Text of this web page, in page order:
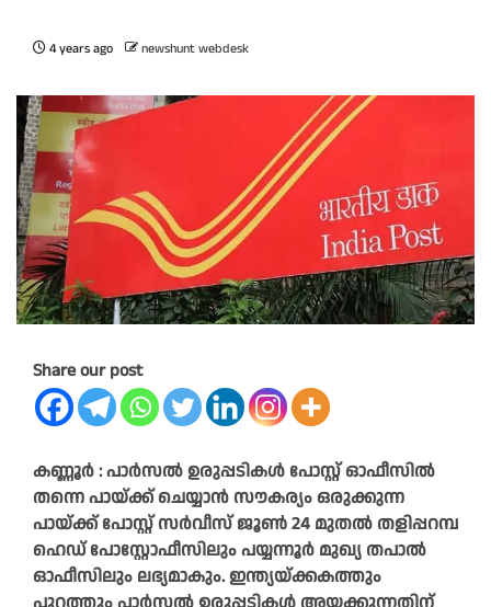
4 years ago newshunt webdesk
Share our post
കണ്ണൂർ : പാർസൽ ഉരുപ്പടികൾ പോസ്റ്റ് ഓഫീസിൽ
തന്നെ പായ്ക്ക് ചെയ്യാൻ സൗകര്യം ഒരുക്കുന്ന
പായ്ക്ക് പോസ്റ്റ് സർവീസ് ജൂൺ 24 മുതൽ തളിപ്പറമ്പ
ഹെഡ് പോസ്റ്റോഫീസിലും പയ്യന്നൂർ മുഖ്യ തപാൽ
ഓഫീസിലും ലഭ്യമാകും. ഇന്ത്യയ്ക്കകത്തും